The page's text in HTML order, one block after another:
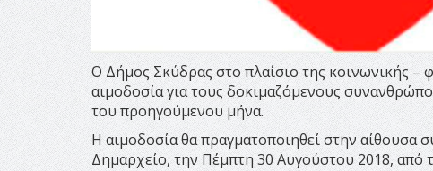
Ο Δήμος Σκύδρας στο πλαίσιο της κοινωνικής –
αιμοδοσία για τους δοκιμαζόμενους
του προηγούμενου μήνα.
Η αιμοδοσία θα πραγματοποιηθεί στην
Δημαρχείο, την Πέμπτη 30 Αυγούστου 2018, από